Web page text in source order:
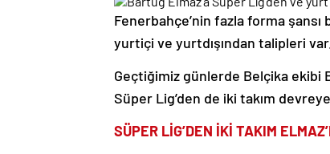
Fenerbahçe’nin fazla forma şansı
yurtiçi ve yurtdışından talipleri var.
Geçtiğimiz günlerde Belçika ekibi
Süper Lig’den de iki takım
SÜPER LİG’DEN İKİ TAKIM